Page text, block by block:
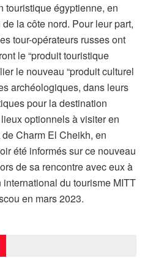
touristique égyptienne, en
la côte nord. Pour leur part,
tour-opérateurs russes ont
le “produit touristique
le nouveau “produit culturel
archéologiques, dans leurs
pour la destination
optionnels à visiter en
Charm El Cheikh, en
été informés sur ce nouveau
de sa rencontre avec eux à
international du tourisme MITT
en mars 2023.